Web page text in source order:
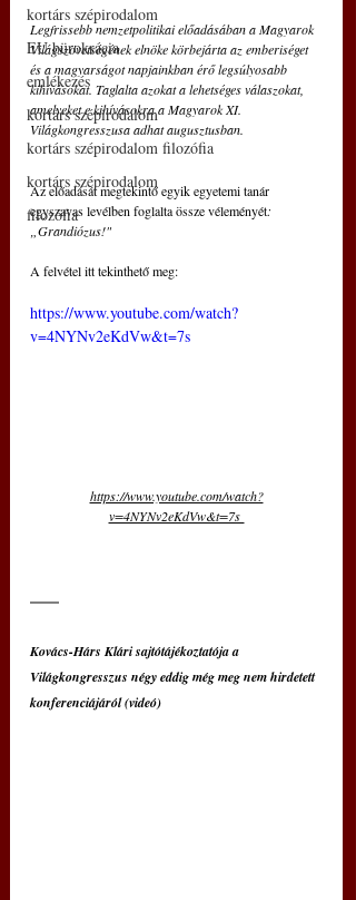
kortárs szépirodalom
EU bürokrácia
emlékezés
kortárs szépirodalom
kortárs szépirodalom filozófia
kortárs szépirodalom
filozófia
Legfrissebb nemzetpolitikai előadásában a Magyarok
Világszövetségének elnöke körbejárta az emberiséget
és a magyarságot napjainkban érő legsúlyosabb
kihívásokat. Taglalta azokat a lehetséges válaszokat,
amelyeket e kihívásokra a Magyarok XI.
Világkongresszusa adhat augusztusban.
Az előadását megtekintő egyik egyetemi tanár
egyszavas levélben foglalta össze véleményét:
„Grandiózus!"
A felvétel itt tekinthető meg:
https://www.youtube.com/watch?
v=4NYNv2eKdVw&t=7s
https://www.youtube.com/watch?
v=4NYNv2eKdVw&t=7s
Kovács-Hárs Klári sajtótájékoztatója a
Világkongresszus négy eddig még meg nem hirdetett
konferenciájáról (videó)